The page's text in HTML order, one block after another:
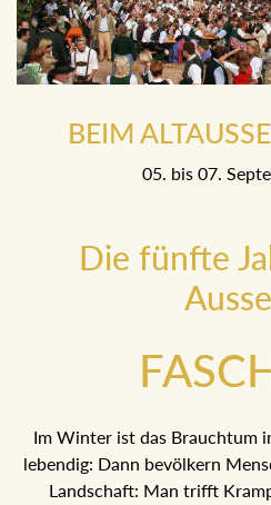
BEIM
05. bis 07.
Die fünfte
Im Winter ist das Brauchtum
lebendig: Dann bevölkern
Landschaft: Man trifft